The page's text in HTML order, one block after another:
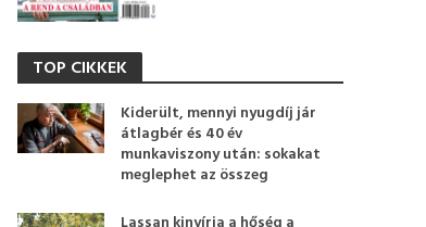
TOP CIKKEK
Kiderült, mennyi nyugdíj jár
átlagbér és 40 év
munkaviszony után: sokakat
meglephet az összeg